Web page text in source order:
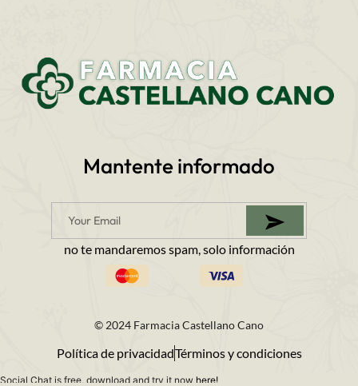
Mantente informado
no te mandaremos spam, solo información
© 2024 Farmacia Castellano Cano
Política de privacidadTérminos y condiciones
Social Chat is free, download and try it now here!